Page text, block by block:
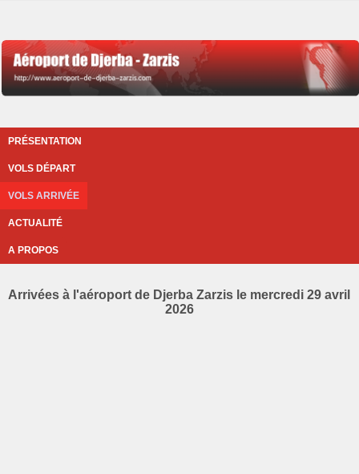
PRÉSENTATION
VOLS DÉPART
VOLS ARRIVÉE
ACTUALITÉ
A PROPOS
Arrivées à l'aéroport de Djerba Zarzis le mercredi 29 avril
2026